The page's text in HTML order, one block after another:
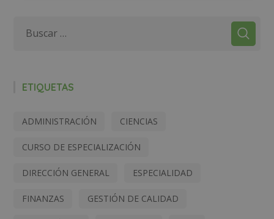
ETIQUETAS
ADMINISTRACIÓN CIENCIAS
CURSO DE ESPECIALIZACIÓN
DIRECCIÓN GENERAL ESPECIALIDAD
FINANZAS GESTIÓN DE CALIDAD